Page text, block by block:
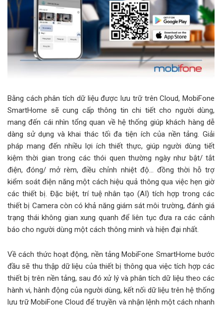
Bằng cách phân tích dữ liệu được lưu trữ trên Cloud, MobiFone
SmartHome sẽ cung cấp thông tin chi tiết cho người dùng,
mang đến cái nhìn tổng quan về hệ thống giúp khách hàng dễ
dàng sử dụng và khai thác tối đa tiện ích của nền tảng. Giải
pháp mang đến nhiều lợi ích thiết thực, giúp người dùng tiết
kiệm thời gian trong các thói quen thường ngày như bật/ tắt
điện, đóng/ mở rèm, điều chỉnh nhiệt độ… đồng thời hỗ trợ
kiểm soát điện năng một cách hiệu quả thông qua việc hẹn giờ
các thiết bị. Đặc biệt, trí tuệ nhân tạo (AI) tích hợp trong các
thiết bị Camera còn có khả năng giám sát môi trường, đánh giá
trạng thái không gian xung quanh để liên tục đưa ra các cảnh
báo cho người dùng một cách thông minh và hiện đại nhất.
Về cách thức hoạt động, nền tảng MobiFone SmartHome bước
đầu sẽ thu thập dữ liệu của thiết bị thông qua việc tích hợp các
thiết bị trên nền tảng, sau đó xử lý và phân tích dữ liệu theo các
hành vi, hành động của người dùng, kết nối dữ liệu trên hệ thống
lưu trữ MobiFone Cloud để truyền và nhận lệnh một cách nhanh